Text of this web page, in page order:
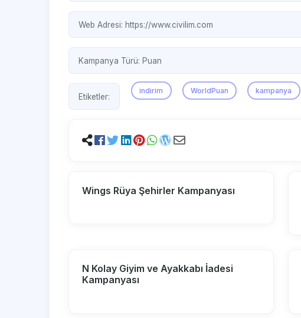
Web Adresi: https://www.civilim.com
Kampanya Türü: Puan
Etiketler:
indirim WorldPuan kampanya
Wings Rüya Şehirler Kampanyası
N Kolay Giyim ve Ayakkabı İadesi
Kampanyası